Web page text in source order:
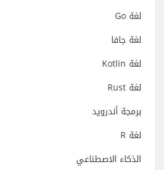
لغة Go
لغة جافا
لغة Kotlin
لغة Rust
برمجة أندرويد
لغة R
الذكاء الاصطناعي